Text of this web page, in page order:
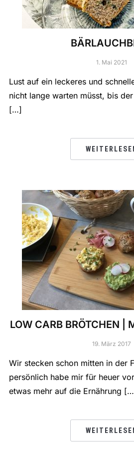
1. Mai 2021
Lust auf ein leckeres und
nicht lange warten müsst, bis
[…]
LOW CARB BRÖTCHEN |
19. März 2017
Wir stecken schon mitten in der
persönlich habe mir für heuer
etwas mehr auf die Ernährung